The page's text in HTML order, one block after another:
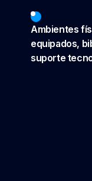
Ambientes
equipados,
suporte